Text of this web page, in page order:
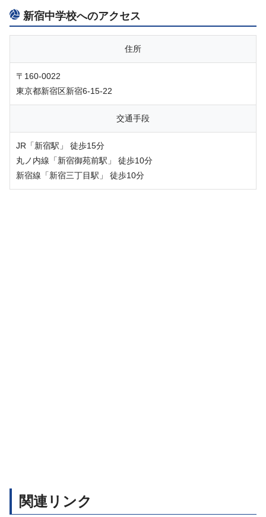
新宿中学校へのアクセス
住所
〒160-0022
東京都新宿区新宿6-15-22
交通手段
JR「新宿駅」 徒歩15分
丸ノ内線「新宿御苑前駅」 徒歩10分
新宿線「新宿三丁目駅」 徒歩10分
関連リンク